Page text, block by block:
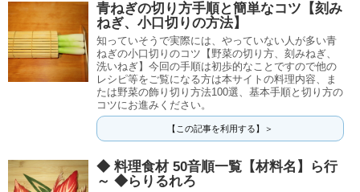
青ねぎの切り方手順と簡単なコツ【刻み
ねぎ、小口切りの方法】
知っていそうで実際には、やっていない人が多い青
ねぎの小口切りのコツ【野菜の切り方、刻みねぎ、
洗いねぎ】今回の手順は初歩的なことですので他の
レシピ等をご覧になる方は本サイトの料理内容、ま
たは野菜の飾り切り方法100選、基本手順と切り方の
コツにお進みください。
【この記事を利用する】＞
◆ 料理食材 50音順一覧【材料名】ら行
～ ◆らりるれろ